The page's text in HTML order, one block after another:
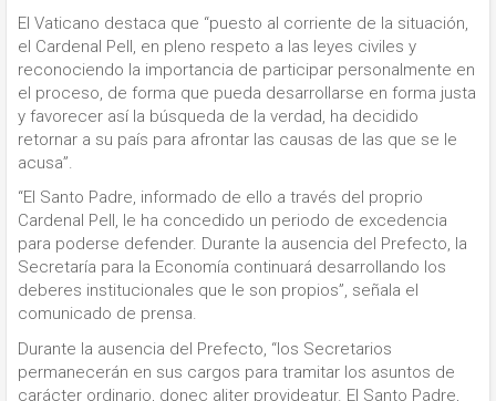
El Vaticano destaca que “puesto al corriente de la situación,
el Cardenal Pell, en pleno respeto a las leyes civiles y
reconociendo la importancia de participar personalmente en
el proceso, de forma que pueda desarrollarse en forma justa
y favorecer así la búsqueda de la verdad, ha decidido
retornar a su país para afrontar las causas de las que se le
acusa”.
“El Santo Padre, informado de ello a través del proprio
Cardenal Pell, le ha concedido un periodo de excedencia
para poderse defender. Durante la ausencia del Prefecto, la
Secretaría para la Economía continuará desarrollando los
deberes institucionales que le son propios”, señala el
comunicado de prensa.
Durante la ausencia del Prefecto, “los Secretarios
permanecerán en sus cargos para tramitar los asuntos de
carácter ordinario, donec aliter provideatur. El Santo Padre,